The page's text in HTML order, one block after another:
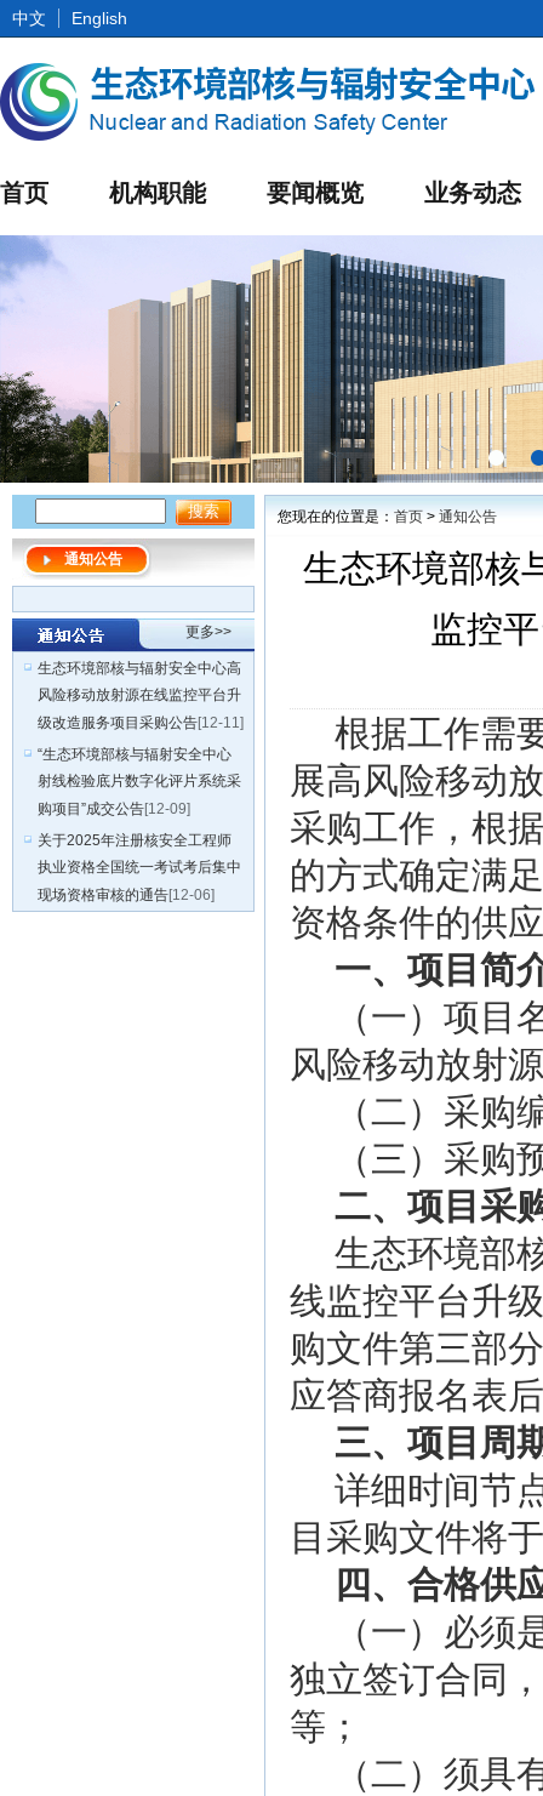
中文 English
首页 机构职能 要闻概览 业务动态
您现在的位置是： 首页 > 通知公告
生态环境部核
监控
根据工作需
展高风险移动
采购工作，根
的方式确定满
资格条件的供
一、项目简
（一）项
风险移动放射
（二）采购
（三 ） 采购
二、项目采
生态环境部
线监控平台升
购文件第三部
应答商报名表
三、项目周
详细时间节
目采购文件将
四、合格供
（一）必
独立签订合同，
等；
（二）须具
通知公告
更多>>
生态环境部核与辐射安全中心高
风险移动放射源在线监控平台升
级改造服务项目采购公告[12-11]
“生态环境部核与辐射安全中心
射线检验底片数字化评片系统采
购项目”成交公告[12-09]
关于2025年注册核安全工程师
执业资格全国统一考试考后集中
现场资格审核的通告[12-06]